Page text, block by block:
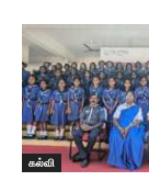
கல்வி